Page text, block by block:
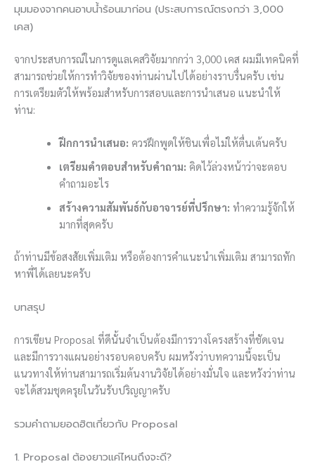
มุมมองจากคนอาบน้ำร้อนมาก่อน (ประสบการณ์ตรงกว่า 3,000
เคส)
จากประสบการณ์ในการดูแลเคสวิจัยมากกว่า 3,000 เคส ผมมีเทคนิคที่
สามารถช่วยให้การทำวิจัยของท่านผ่านไปได้อย่างราบรื่นครับ เช่น
การเตรียมตัวให้พร้อมสำหรับการสอบและการนำเสนอ แนะนำให้
ท่าน:
ฝึกการนำเสนอ: ควรฝึกพูดให้ชินเพื่อไม่ให้ตื่นเต้นครับ
เตรียมคำตอบสำหรับคำถาม: คิดไว้ล่วงหน้าว่าจะตอบ
คำถามอะไร
สร้างความสัมพันธ์กับอาจารย์ที่ปรึกษา: ทำความรู้จักให้
มากที่สุดครับ
ถ้าท่านมีข้อสงสัยเพิ่มเติม หรือต้องการคำแนะนำเพิ่มเติม สามารถทัก
หาพี่ได้เลยนะครับ
บทสรุป
การเขียน Proposal ที่ดีนั้นจำเป็นต้องมีการวางโครงสร้างที่ชัดเจน
และมีการวางแผนอย่างรอบคอบครับ ผมหวังว่าบทความนี้จะเป็น
แนวทางให้ท่านสามารถเริ่มต้นงานวิจัยได้อย่างมั่นใจ และหวังว่าท่าน
จะได้สวมชุดครุยในวันรับปริญญาครับ
รวมคำถามยอดฮิตเกี่ยวกับ Proposal
1. Proposal ต้องยาวแค่ไหนถึงจะดี?